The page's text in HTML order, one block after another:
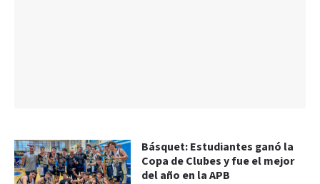
Básquet: Estudiantes ganó la
Copa de Clubes y fue el mejor
del año en la APB